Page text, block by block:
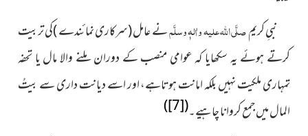
نبیِ کریمصلَّی اللہ علیہ واٰلہٖ وسلَّمنے عامل (سرکاری نمائندے )کی تربیت
کرتے ہوئے یہ سکھایا کہ عوامی منصب کے دوران ملنے والا مال یا تحفہ
تمہاری ملکیت نہیں بلکہ امانت ہوتاہے، اور اسے دیانت داری سے بیتُ
المال میں جمع کروانا چاہیے۔(
[7]
)